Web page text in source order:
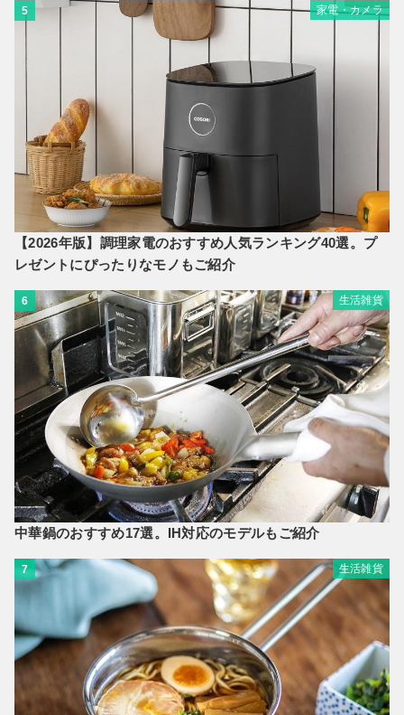
5 家電・カメラ
【2026年版】調理家電のおすすめ人気ランキング40選。プ
レゼントにぴったりなモノもご紹介
6 生活雑貨
中華鍋のおすすめ17選。IH対応のモデルもご紹介
7 生活雑貨